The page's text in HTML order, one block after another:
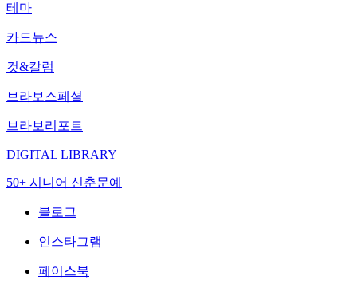
테마
카드뉴스
컷&칼럼
브라보스페셜
브라보리포트
DIGITAL LIBRARY
50+ 시니어 신춘문예
블로그
인스타그램
페이스북